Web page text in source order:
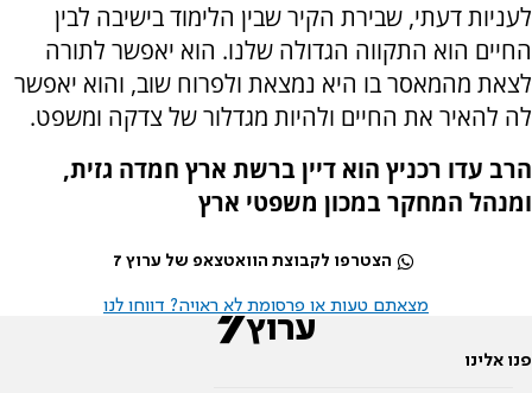
לעניות דעתי, שבירת הקיר שבין הלימוד בישיבה לבין
החיים הוא התקווה הגדולה שלנו. הוא יאפשר לתורה
לצאת מהמאסר בו היא נמצאת ולפרוח שוב, והוא יאפשר
לה להאיר את החיים ולהיות מגדלור של צדקה ומשפט.
הרב עדו רכניץ הוא דיין ברשת ארץ חמדה גזית,
ומנהל המחקר במכון משפטי ארץ
הצטרפו לקבוצת הוואטצאפ של ערוץ 7
מצאתם טעות או פרסומת לא ראויה? דווחו לנו
פנו אלינו